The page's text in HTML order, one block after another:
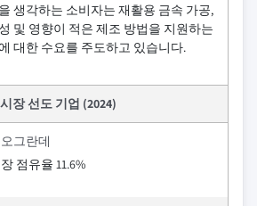
생각하는 소비자는 재활용 금속 가공,
및 영향이 적은 제조 방법을 지원하는
대한 수요를 주도하고 있습니다.
시장 선도 기업 (2024)
그란데
점유율 11.6%